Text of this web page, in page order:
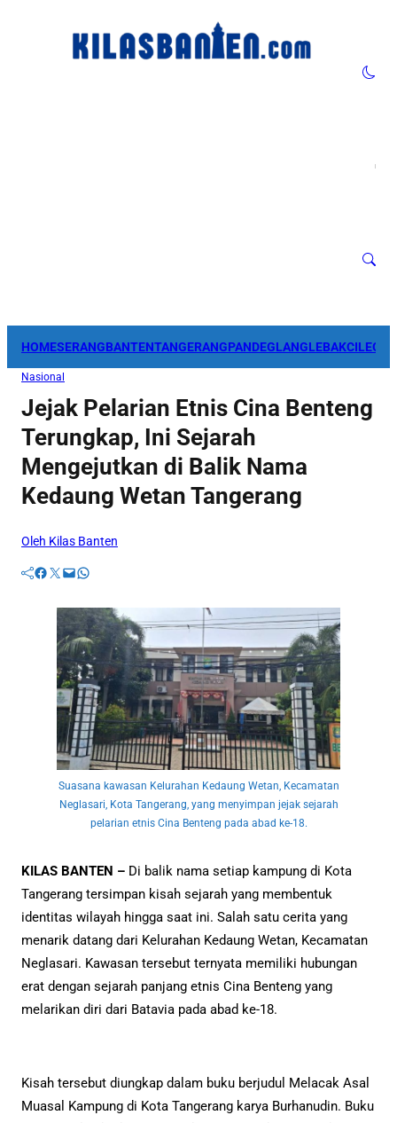
HOMESERANGBANTENTANGERANGPANDEGLANGLEBAK
Nasional
Jejak Pelarian Etnis Cina Benteng
Terungkap, Ini Sejarah
Mengejutkan di Balik Nama
Kedaung Wetan Tangerang
Oleh Kilas Banten
Facebook Twitter Mail WhatsApp
Suasana kawasan Kelurahan Kedaung Wetan, Kecamatan
Neglasari, Kota Tangerang, yang menyimpan jejak sejarah
pelarian etnis Cina Benteng pada abad ke-18.
KILAS BANTEN – Di balik nama setiap kampung di Kota
Tangerang tersimpan kisah sejarah yang membentuk
identitas wilayah hingga saat ini. Salah satu cerita yang
menarik datang dari Kelurahan Kedaung Wetan, Kecamatan
Neglasari. Kawasan tersebut ternyata memiliki hubungan
erat dengan sejarah panjang etnis Cina Benteng yang
melarikan diri dari Batavia pada abad ke-18.
Kisah tersebut diungkap dalam buku berjudul Melacak Asal
Muasal Kampung di Kota Tangerang karya Burhanudin. Buku